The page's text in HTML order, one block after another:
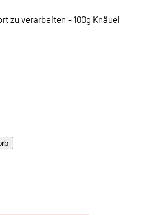
zu verarbeiten - 100g Knäuel